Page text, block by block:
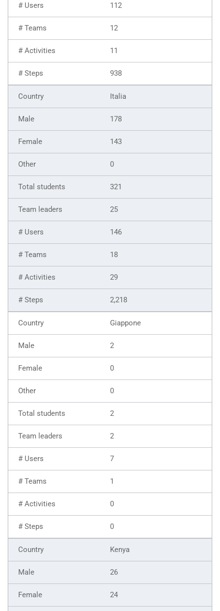
112
12
11
938
Italia
178
143
0
321
25
146
18
29
2,218
Giappone
2
0
0
2
2
7
1
0
0
Kenya
26
24